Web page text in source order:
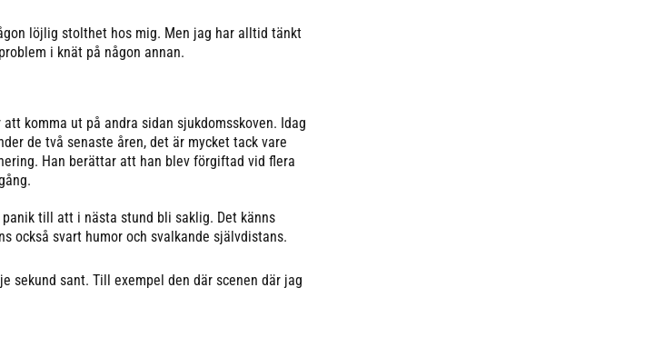
löjlig stolthet hos mig. Men jag har alltid tänkt
i knät på någon annan.
komma ut på andra sidan sjukdomsskoven. Idag
de två senaste åren, det är mycket tack vare
Han berättar att han blev förgiftad vid flera
till att i nästa stund bli saklig. Det känns
också svart humor och svalkande självdistans.
sekund sant. Till exempel den där scenen där jag